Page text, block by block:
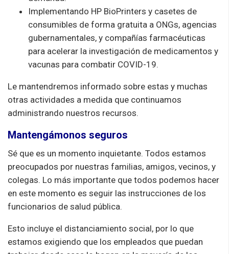
Implementando HP BioPrinters y casetes de
consumibles de forma gratuita a ONGs, agencias
gubernamentales, y compañías farmacéuticas
para acelerar la investigación de medicamentos y
vacunas para combatir COVID-19.
Le mantendremos informado sobre estas y muchas
otras actividades a medida que continuamos
administrando nuestros recursos.
Mantengámonos seguros
Sé que es un momento inquietante. Todos estamos
preocupados por nuestras familias, amigos, vecinos, y
colegas. Lo más importante que todos podemos hacer
en este momento es seguir las instrucciones de los
funcionarios de salud pública.
Esto incluye el distanciamiento social, por lo que
estamos exigiendo que los empleados que puedan